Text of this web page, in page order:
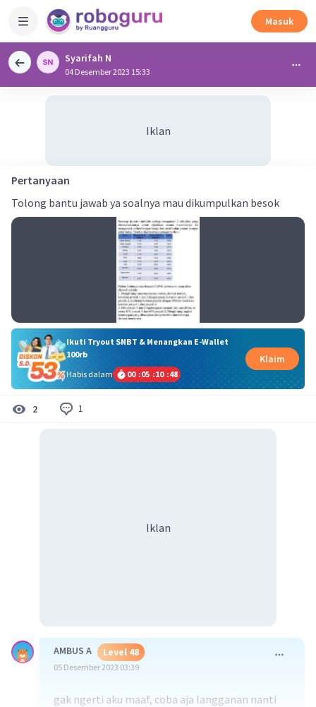
Masuk
Syarifah N
04 Desember 2023 15:33
Iklan
Pertanyaan
Tolong bantu jawab ya soalnya mau dikumpulkan besok
Ikuti Tryout SNBT & Menangkan E-Wallet
100rb
Habis dalam
00 :05 :10 :48
Klaim
2 1
Iklan
AMBUS A Level 48
05 Desember 2023 03:39
gak ngerti aku maaf, coba aja langganan nanti